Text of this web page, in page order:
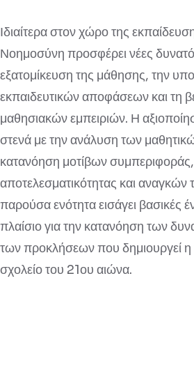
Ιδιαίτερα στον χώρο της
Νοημοσύνη προσφέρει νέες
εξατομίκευση της μάθησης, την
εκπαιδευτικών αποφάσεων και τη
μαθησιακών εμπειριών. Η
στενά με την ανάλυση των
κατανόηση μοτίβων συμπεριφοράς,
αποτελεσματικότητας και
παρούσα ενότητα εισάγει βασικές
πλαίσιο για την κατανόηση των
των προκλήσεων που δημιουργεί
σχολείο του 21ου αιώνα.